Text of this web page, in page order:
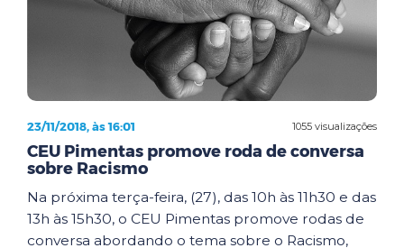
1055 visualizações
23/11/2018, às 16:01
CEU Pimentas promove roda de conversa
sobre Racismo
Na próxima terça-feira, (27), das 10h às 11h30 e das
13h às 15h30, o CEU Pimentas promove rodas de
conversa abordando o tema sobre o Racismo,